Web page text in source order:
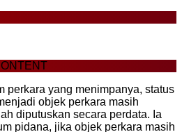
perkara yang menimpanya, status
objek perkara masih
diputuskan secara perdata. Ia
pidana, jika objek perkara masih